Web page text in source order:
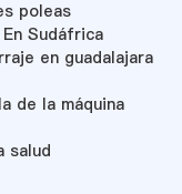
poleas
Sudáfrica
en guadalajara
de la máquina
salud